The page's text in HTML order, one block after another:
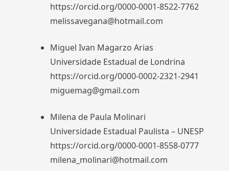
https://orcid.org/0000-0001-8522-7762
melissavegana@hotmail.com
Miguel Ivan Magarzo Arias
Universidade Estadual de Londrina
https://orcid.org/0000-0002-2321-2941
miguemag@gmail.com
Milena de Paula Molinari
Universidade Estadual Paulista – UNESP
https://orcid.org/0000-0001-8558-0777
milena_molinari@hotmail.com